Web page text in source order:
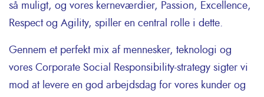
så muligt, og vores kerneværdier, Passion, Excellence,
Respect og Agility, spiller en central rolle i dette.
Gennem et perfekt mix af mennesker, teknologi og
vores Corporate Social Responsibility-strategy sigter vi
mod at levere en god arbejdsdag for vores kunder og